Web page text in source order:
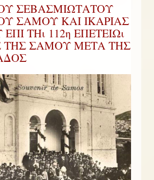
ΣΕΒΑΣΜΙΩΤΑΤΟΥ
ΣΑΜΟΥ ΚΑΙ ΙΚΑΡΙΑΣ
ΤΗι 112η ΕΠΕΤΕΙΩι
ΤΗΣ ΣΑΜΟΥ ΜΕΤΑ ΤΗΣ